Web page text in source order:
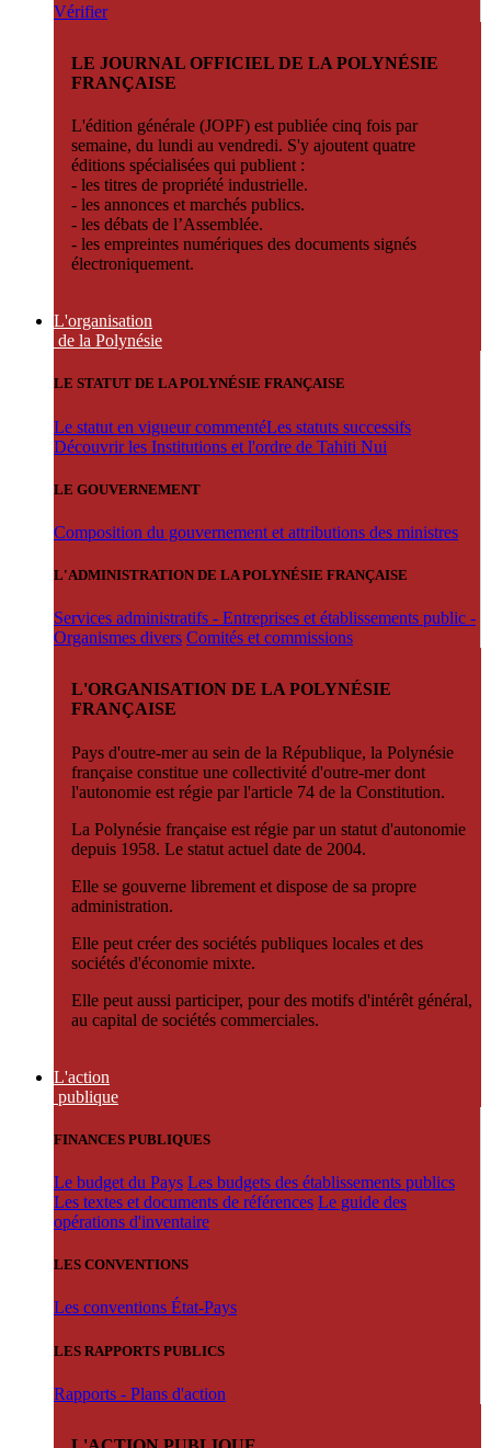
Vérifier
LE JOURNAL OFFICIEL DE LA POLYNÉSIE
FRANÇAISE
L'édition générale (JOPF) est publiée cinq fois par
semaine, du lundi au vendredi. S'y ajoutent quatre
éditions spécialisées qui publient :
- les titres de propriété industrielle.
- les annonces et marchés publics.
- les débats de l’Assemblée.
- les empreintes numériques des documents signés
électroniquement.
L'organisation
de la Polynésie
LE STATUT DE LA POLYNÉSIE FRANÇAISE
Le statut en vigueur commentéLes statuts successifs
Découvrir les Institutions et l'ordre de Tahiti Nui
LE GOUVERNEMENT
Composition du gouvernement et attributions des ministres
L'ADMINISTRATION DE LA POLYNÉSIE FRANÇAISE
Services administratifs - Entreprises et établissements public -
Organismes divers Comités et commissions
L'ORGANISATION DE LA POLYNÉSIE
FRANÇAISE
Pays d'outre-mer au sein de la République, la Polynésie
française constitue une collectivité d'outre-mer dont
l'autonomie est régie par l'article 74 de la Constitution.
La Polynésie française est régie par un statut d'autonomie
depuis 1958. Le statut actuel date de 2004.
Elle se gouverne librement et dispose de sa propre
administration.
Elle peut créer des sociétés publiques locales et des
sociétés d'économie mixte.
Elle peut aussi participer, pour des motifs d'intérêt général,
au capital de sociétés commerciales.
L'action
publique
FINANCES PUBLIQUES
Le budget du Pays Les budgets des établissements publics
Les textes et documents de références Le guide des
opérations d'inventaire
LES CONVENTIONS
Les conventions État-Pays
LES RAPPORTS PUBLICS
Rapports - Plans d'action